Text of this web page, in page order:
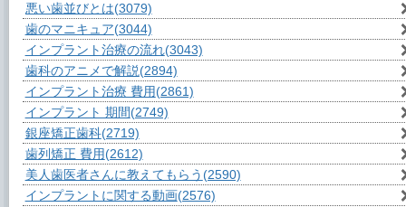
悪い歯並びとは(3079)
歯のマニキュア(3044)
インプラント治療の流れ(3043)
歯科のアニメで解説(2894)
インプラント治療 費用(2861)
インプラント 期間(2749)
銀座矯正歯科(2719)
歯列矯正 費用(2612)
美人歯医者さんに教えてもらう (2590)
インプラントに関する動画(2576)